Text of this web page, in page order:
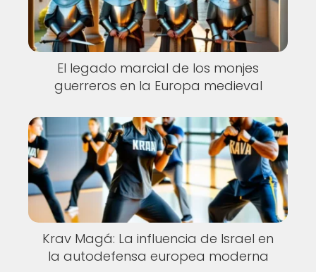
El legado marcial de los monjes
guerreros en la Europa medieval
Krav Magá: La influencia de Israel en
la autodefensa europea moderna